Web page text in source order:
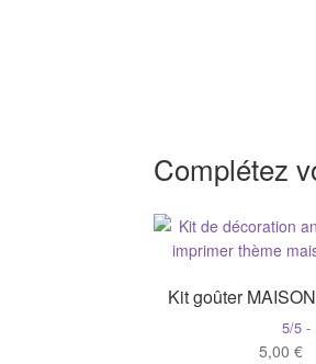
Complétez
Kit goûter
5/5 -
5,00 €